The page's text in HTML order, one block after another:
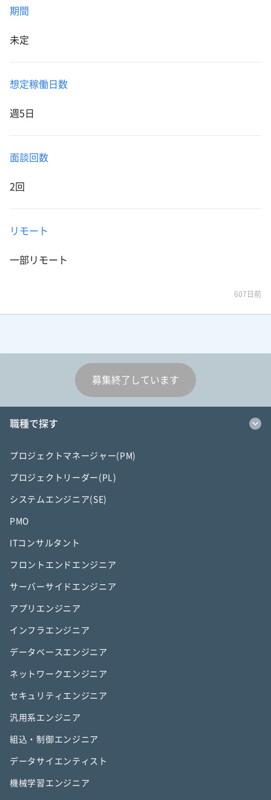
期間
未定
想定稼働日数
週5日
面談回数
2回
リモート
一部リモート
607日前
募集終了しています
職種で探す
プロジェクトマネージャー(PM)
プロジェクトリーダー(PL)
システムエンジニア(SE)
PMO
ITコンサルタント
フロントエンドエンジニア
サーバーサイドエンジニア
アプリエンジニア
インフラエンジニア
データベースエンジニア
ネットワークエンジニア
セキュリティエンジニア
汎用系エンジニア
組込・制御エンジニア
データサイエンティスト
機械学習エンジニア